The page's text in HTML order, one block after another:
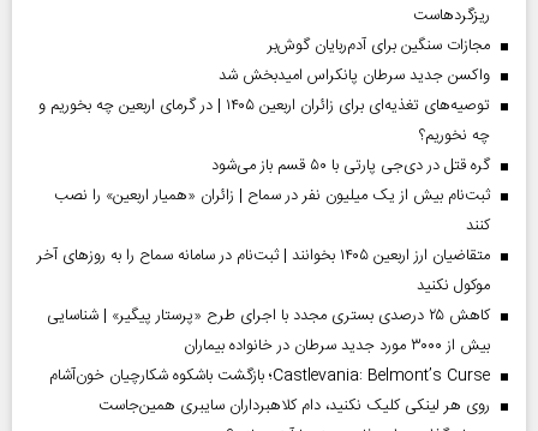
ریزگردهاست
مجازات سنگین برای آدم‌ربایان گوش‌بر
واکسن جدید سرطان پانکراس امیدبخش شد
توصیه‌های تغذیه‌ای برای زائران اربعین ۱۴۰۵ | در گرمای اربعین چه بخوریم و
چه نخوریم؟
گره قتل در دی‌جی پارتی با ۵۰ قسم باز می‌شود
ثبت‌نام بیش از یک میلیون نفر در سماح | زائران «همیار اربعین» را نصب
کنند
متقاضیان ارز اربعین ۱۴۰۵ بخوانند | ثبت‌نام در سامانه سماح را به روز‌های آخر
موکول نکنید
کاهش ۲۵ درصدی بستری مجدد با اجرای طرح «پرستار پیگیر» | شناسایی
بیش از ۳۰۰۰ مورد جدید سرطان در خانواده بیماران
Castlevania: Belmont’s Curse؛ بازگشت باشکوه شکارچیان خون‌آشام
روی هر لینکی کلیک نکنید، دام کلاهبرداران سایبری همین‌جاست